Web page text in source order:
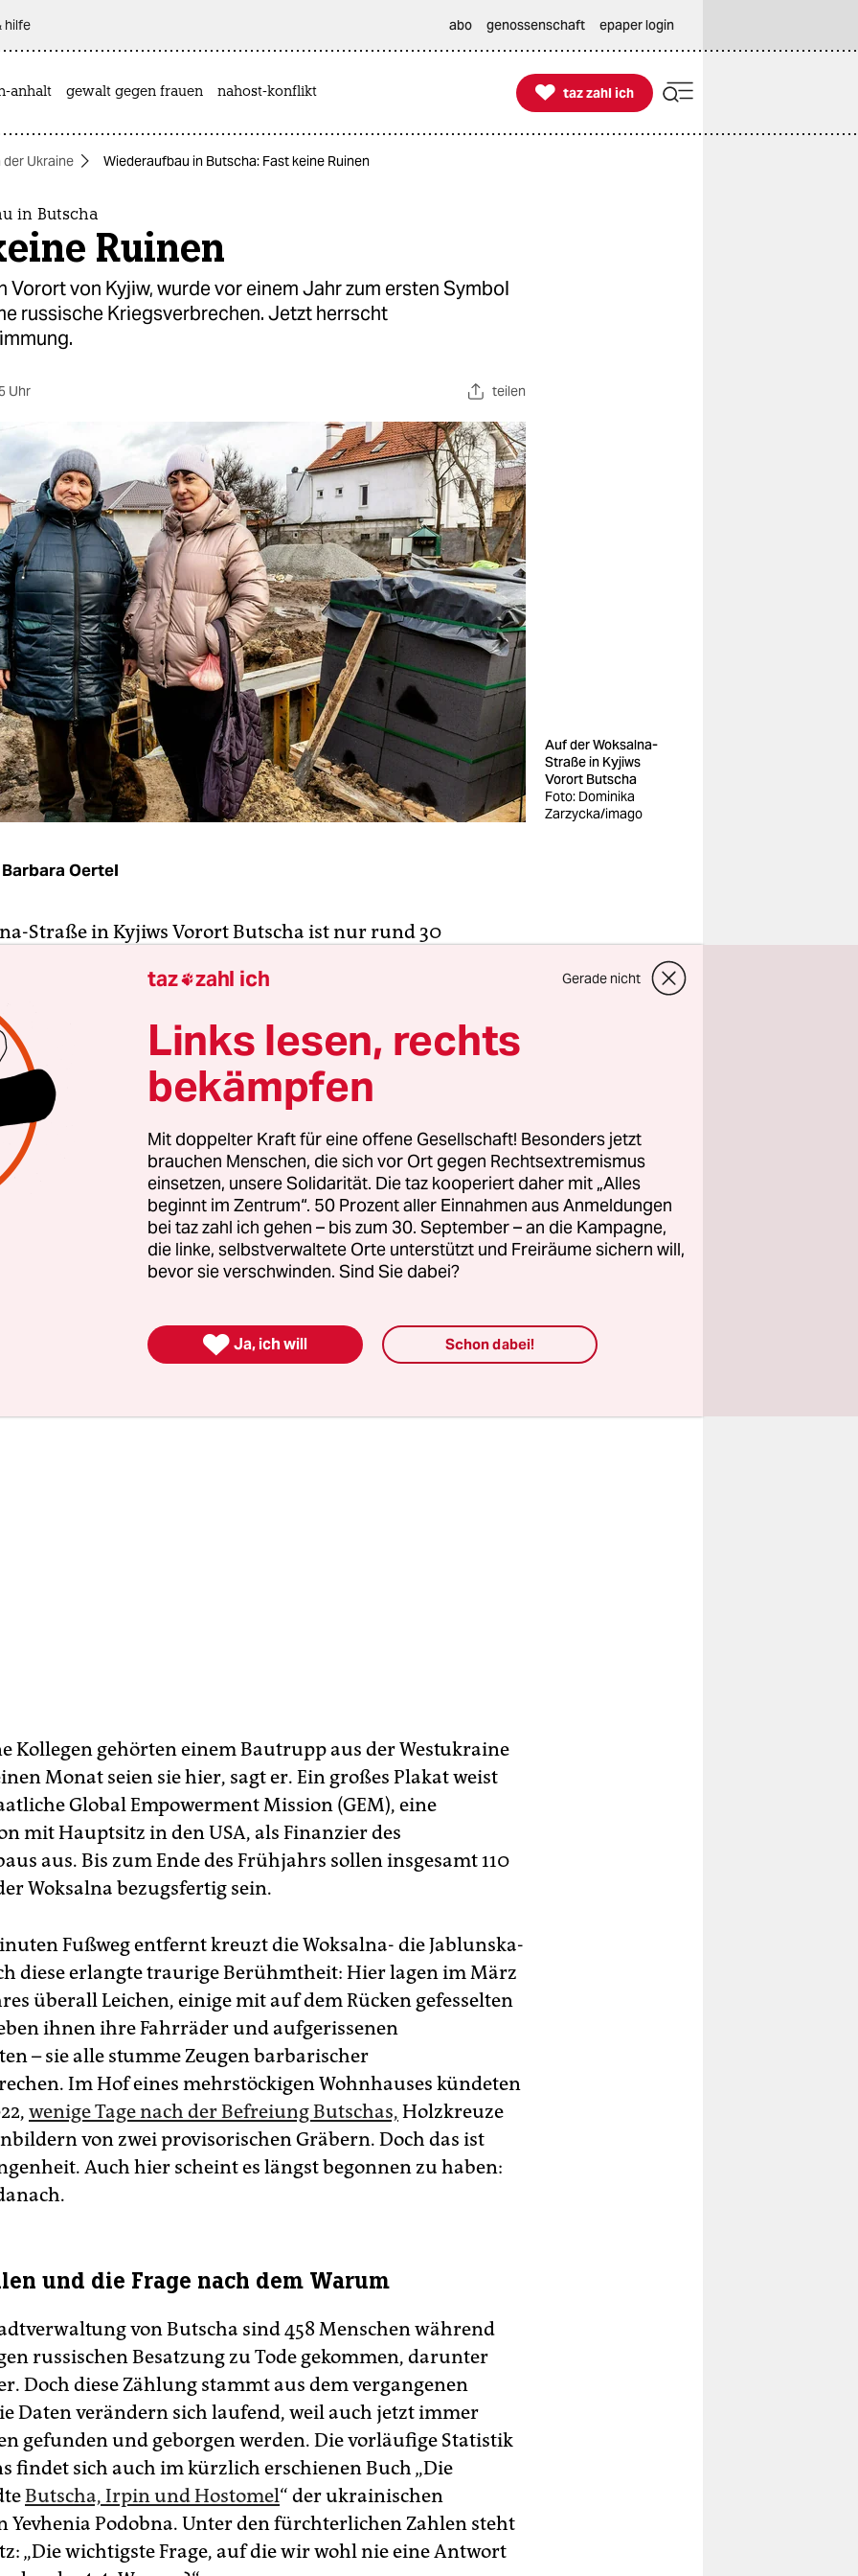
hilfe abo genossenschaft epaper login
anhalt gewalt gegen frauen nahost-konflikt 
taz zahl ich
taz zahl ich
der Ukraine Wiederaufbau in Butscha: Fast keine Ruinen
in Butscha
Ruinen
Vorort von Kyjiw, wurde vor einem Jahr zum ersten Symbol
russische Kriegs­verbrechen. Jetzt herrscht
Uhr teilen
Auf der Woksalna-
Straße in Kyjiws
Vorort Butscha
Foto: Dominika
Zarzycka/imago
Barbara Oertel
Straße in Kyjiws Vorort Butscha ist nur rund 30
mehr die Bilder, die vor fast genau einem Jahr, kurz nach
der russischen Truppen, um die Welt gingen. Verkohlte,
Panzer und andere Kriegsfahrzeuge – die Reste
langen Kolonne, die bis nach Kyjiw vorstoßen sollte
genauso aneinander wie Häuser, die bis auf die
niedergebrannt waren.
es, als ob die Straße fast vollständig aus den Ruinen
sei. Nur vor einigen Grundstücken türmen sich
und Steine. Viele Gebäude sind instandgesetzt oder neu
Auch jetzt, kurz vor Einbruch der Dunkelheit, wird
Männer und arbeiten an einem Rohbau. Einer von
mit einer Zigarette am Boden.
Kollegen gehörten einem Bautrupp aus der Westukraine
Monat seien sie hier, sagt er. Ein großes Plakat weist
Global Empowerment Mission (GEM), eine
mit Hauptsitz in den USA, als Finanzier des
aus. Bis zum Ende des Frühjahrs sollen insgesamt 110
Woksalna bezugsfertig sein.
Fußweg entfernt kreuzt die Woksalna- die Jablunska-
diese erlangte traurige Berühmtheit: Hier lagen im März
überall Leichen, einige mit auf dem Rücken gefesselten
ihnen ihre Fahrräder und aufgerissenen
– sie alle stumme Zeugen barbarischer
Im Hof eines mehrstöckigen Wohnhauses kündeten
wenige Tage nach der Befreiung Butschas, Holzkreuze
von zwei provisorischen Gräbern. Doch das ist
Auch hier scheint es längst begonnen zu haben:
und die Frage nach dem Warum
von Butscha sind 458 Menschen während
russischen Besatzung zu Tode gekommen, darunter
Doch diese Zählung stammt aus dem vergangenen
Daten verändern sich laufend, weil auch jetzt immer
gefunden und geborgen werden. Die vorläufige Statistik
findet sich auch im kürzlich erschienen Buch „Die
Butscha, Irpin und Hostomel“ der ukrainischen
Yevhenia Podobna. Unter den fürchterlichen Zahlen steht
„Die wichtigste Frage, auf die wir wohl nie eine Antwort
taz zahl ich Gerade nicht
Links lesen, rechts
bekämpfen
Mit doppelter Kraft für eine offene Gesellschaft! Besonders jetzt
brauchen Menschen, die sich vor Ort gegen Rechtsextremismus
einsetzen, unsere Solidarität. Die taz kooperiert daher mit „Alles
beginnt im Zentrum“. 50 Prozent aller Einnahmen aus Anmeldungen
bei taz zahl ich gehen – bis zum 30. September – an die Kampagne,
die linke, selbstverwaltete Orte unterstützt und Freiräume sichern will,
bevor sie verschwinden. Sind Sie dabei?
 Ja, ich will Schon dabei!